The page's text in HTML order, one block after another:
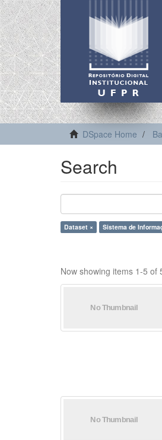
DSpace Home
Search
Dataset × Sistema de
Now showing items 1-5 of